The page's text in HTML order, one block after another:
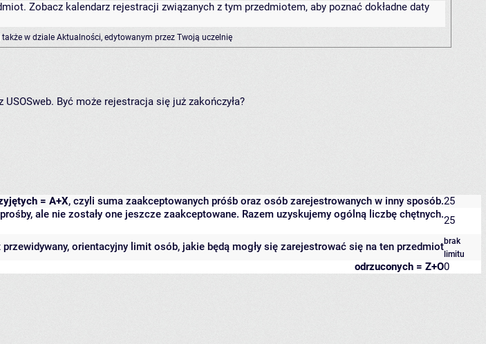
Zobacz kalendarz rejestracji związanych z tym przedmiotem, aby poznać dokładne daty
w dziale Aktualności, edytowanym przez Twoją uczelnię
Być może rejestracja się już zakończyła?
= A+X, czyli suma zaakceptowanych próśb oraz osób zarejestrowanych w inny sposób.25
ale nie zostały one jeszcze zaakceptowane. Razem uzyskujemy ogólną liczbę chętnych.25
orientacyjny limit osób, jakie będą mogły się zarejestrować się na ten przedmiotbrak
limitu
odrzuconych = Z+O0